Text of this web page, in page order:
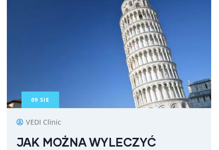
09 SIE
VEDI Clinic
JAK MOŻNA WYLECZYĆ